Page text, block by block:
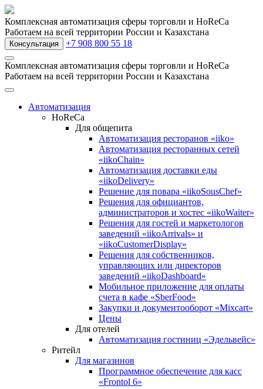
Комплексная автоматизация сферы торговли и HoReCa
Работаем на всей территории России и Казахстана
Консультация +7 908 800 55 18
Комплексная автоматизация сферы торговли и HoReCa
Работаем на всей территории России и Казахстана
Автоматизация
HoReCa
Для общепита
Автоматизация ресторанов «iiko»
Автоматизация ресторанных сетей
«iikoChain»
Автоматизация доставки еды
«iikoDelivery»
Решение для повара «iikoSousChef»
Решения для официантов,
администраторов и хостес «iikoWaiter»
Решения для гостей и маркетологов
заведений «iikoArrivals» и
«iikoCustomerDisplay»
Решения для собственников,
управляющих или директоров
заведений «iikoDashboard»
Мобильное приложение для оплаты
счета в кафе «SberFood»
Закупки и документооборот «Mixcart»
Цены
Для отелей
Автоматизация гостиниц «Эдельвейс»
Ритейл
Для магазинов
Программное обеспечение для касс
«Frontol 6»